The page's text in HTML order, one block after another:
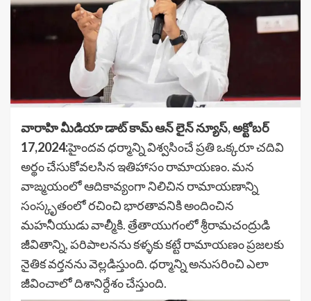
వారాహి మీడియా డాట్ కామ్ ఆన్ లైన్ న్యూస్, అక్టోబర్
17,2024:హైందవ ధర్మాన్ని విశ్వసించే ప్రతి ఒక్కరూ చదివి
అర్థం చేసుకోవలసిన ఇతిహాసం రామాయణం. మన
వాఙ్మయంలో ఆదికావ్యంగా నిలిచిన రామాయణాన్ని
సంస్కృతంలో రచించి భారతావనికి అందించిన
మహనీయుడు వాల్మీకి. త్రేతాయుగంలో శ్రీరామచంద్రుడి
జీవితాన్ని, పరిపాలనను కళ్ళకు కట్టే రామాయణం ప్రజలకు
నైతిక వర్తనను వెల్లడిస్తుంది. ధర్మాన్ని అనుసరించి ఎలా
జీవించాలో దిశానిర్దేశం చేస్తుంది.